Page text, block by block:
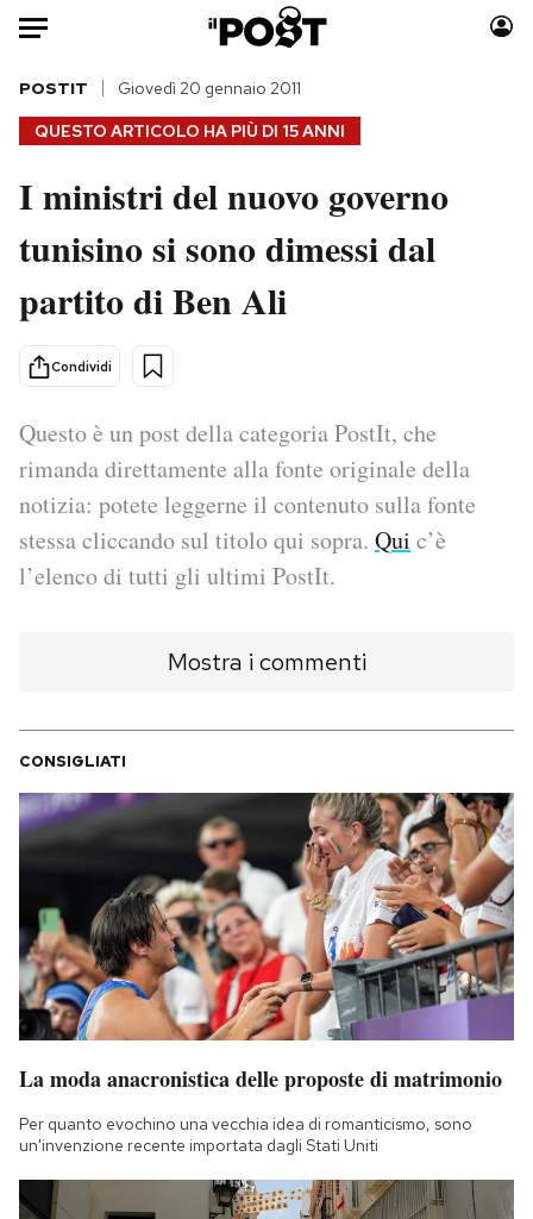
Auto
HOME
Italia
Politica
Tecnologia
Scienza
Economia
Sport
Moda
Consumismi
Altrecose
Mondiali calcio 2026
PODCAST
NEWSLETTER
I MIEI PREFERITI
SHOP
CALENDARIO
AREA PERSONALE
Area Personale
Notifiche mobile
Regala il Post
Hai bisogno di aiuto?
Esci
QUESTO ARTICOLO HA PIÙ DI 15 ANNI
POSTIT Giovedì 20 gennaio 2011
I ministri del nuovo governo
tunisino si sono dimessi dal
partito di Ben Ali
Condividi
Questo è un post della categoria PostIt, che
rimanda direttamente alla fonte originale della
notizia: potete leggerne il contenuto sulla fonte
stessa cliccando sul titolo qui sopra. Qui c’è
l’elenco di tutti gli ultimi PostIt.
Mostra i commenti
CONSIGLIATI
La moda anacronistica delle proposte di matrimonio
Per quanto evochino una vecchia idea di romanticismo, sono
un'invenzione recente importata dagli Stati Uniti